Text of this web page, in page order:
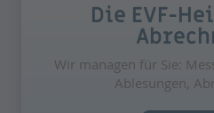
Die EVF-
Wir managen für Sie:
Ablesungen,